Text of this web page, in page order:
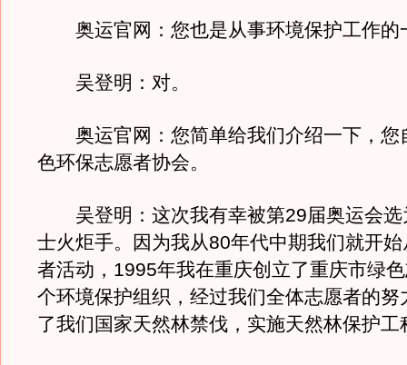
奥运官网：您也是从事环境保护工作的
吴登明：对。
奥运官网：您简单给我们介绍一下，您
色环保志愿者协会。
吴登明：这次我有幸被第29届奥运会选
士火炬手。因为我从80年代中期我们就开
者活动，1995年我在重庆创立了重庆市绿
个环境保护组织，经过我们全体志愿者的努
了我们国家天然林禁伐，实施天然林保护工